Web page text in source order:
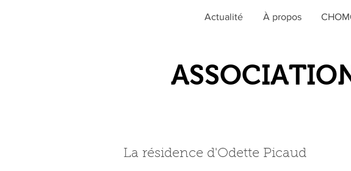
Actualité À propos
La résidence d'Odette Picaud